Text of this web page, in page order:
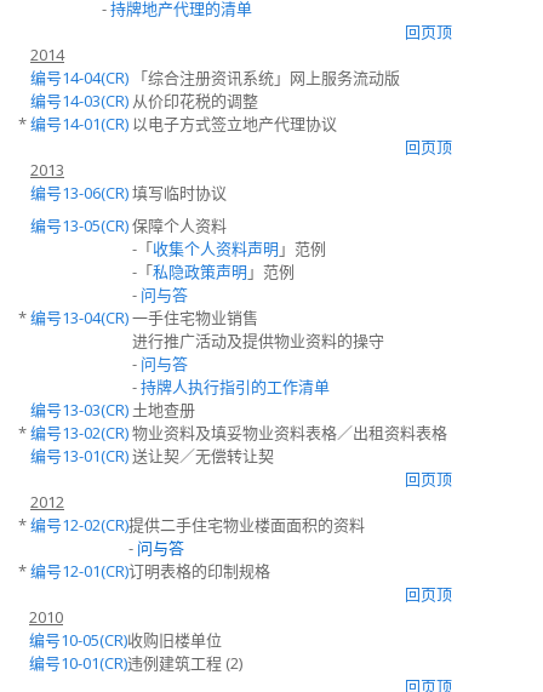
-持牌地产代理的清单
回页顶
2014
编号14-04(CR)
「综合注册资讯系统」网上服务流动版
编号14-03(CR) 从价印花税的调整
*编号14-01(CR) 以电子方式签立地产代理协议
回页顶
2013
编号13-06(CR)填写临时协议
编号13-05(CR)保障个人资料
-「收集个人资料声明 」范例
-「私隐政策声明 」范例
- 问与答
*编号13-04(CR)一手住宅物业销售
进行推广活动及提供物业资料的操守
- 问与答
-持牌人执行指引的工作清单
编号13-03(CR) 土地查册
*编号13-02(CR)物业资料及填妥物业资料表格／出租资料表格
编号13-01(CR)送让契／无偿转让契
回页顶
2012
*编号12-02(CR)提供二手住宅物业楼面面积的资料
- 问与答
*编号12-01(CR)订明表格的印制规格
回页顶
2010
编号10-05(CR)收购旧楼单位
编号10-01(CR)违例建筑工程 (2)
回页顶